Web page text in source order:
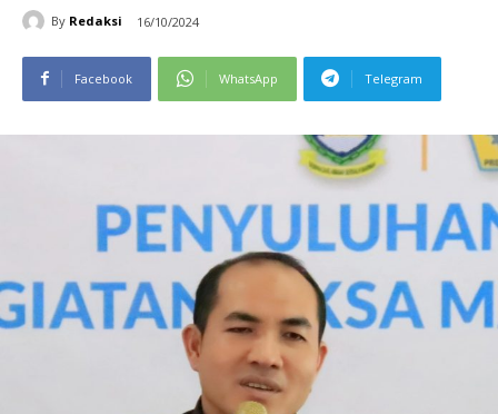
By Redaksi 16/10/2024
Facebook WhatsApp Telegram